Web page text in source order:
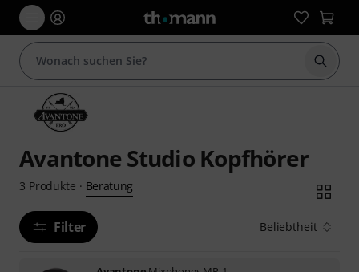
Suche
Avantone Studio Kopfhörer
3 Produkte · Beratung
Filter Beliebtheit